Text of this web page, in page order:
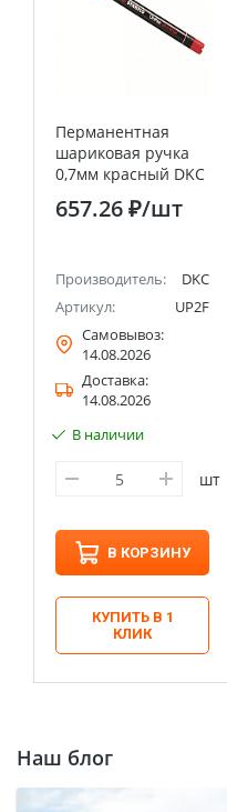
Перманентная
шариковая ручка
0,7мм красный DKC
657.26 ₽/шт
Производитель:
DKC
Артикул:
UP2F
Самовывоз:
14.08.2026
Доставка:
14.08.2026
В наличии
шт
В КОРЗИНУ
КУПИТЬ В 1
КЛИК
Наш блог